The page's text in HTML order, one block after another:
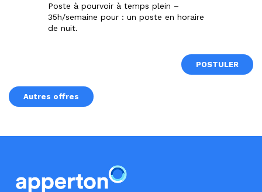
Poste à pourvoir à temps plein –
35h/semaine pour : un poste en horaire
de nuit.
POSTULER
Autres offres